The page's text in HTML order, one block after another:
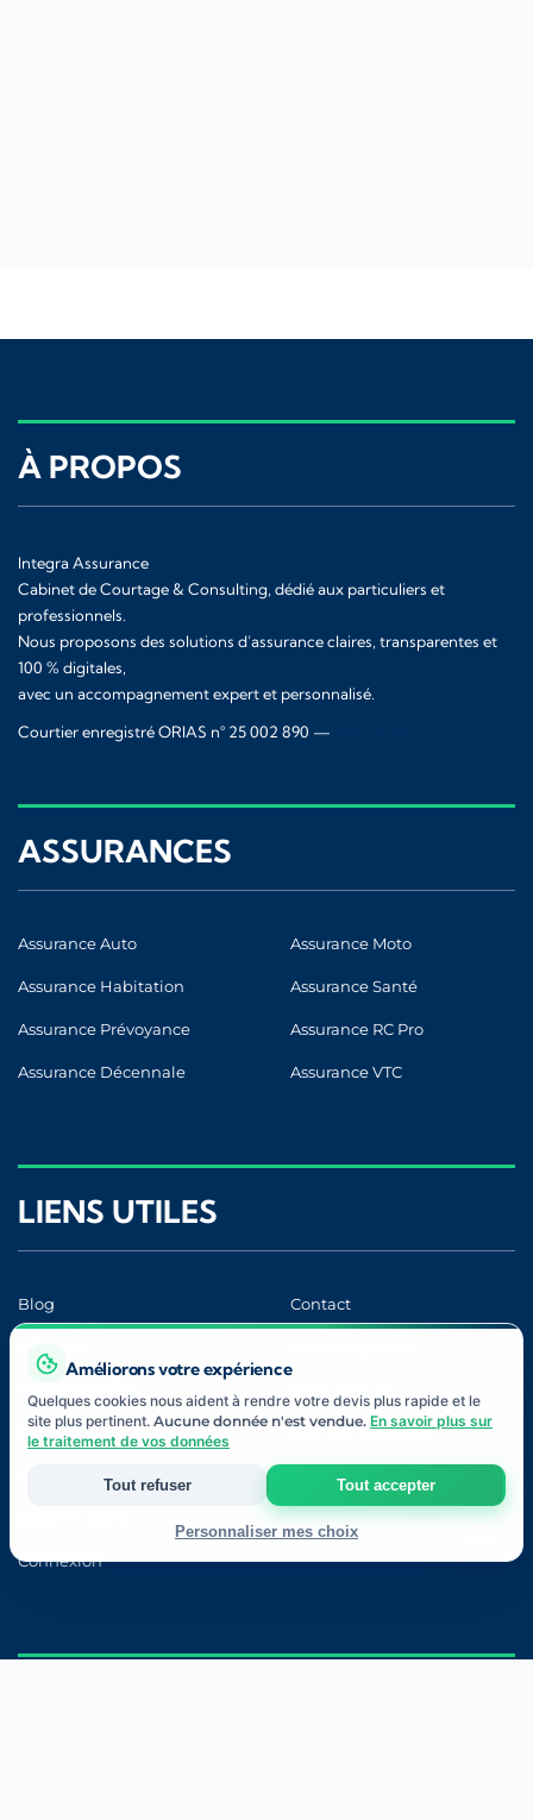
À PROPOS
Integra Assurance
Cabinet de Courtage & Consulting, dédié aux particuliers et
professionnels.
Nous proposons des solutions d’assurance claires, transparentes et
100 % digitales,
avec un accompagnement expert et personnalisé.
Courtier enregistré ORIAS n° 25 002 890 —
ASSURANCES
Assurance Auto Assurance Moto
Assurance Habitation Assurance Santé
Assurance Prévoyance Assurance RC Pro
Assurance Décennale Assurance VTC
LIENS UTILES
Blog Contact
FAQ Lexique Assurance
Avis Clients Code de la Route
Ma Progression
Connexion
Améliorons votre expérience
Quelques cookies nous aident à rendre votre devis plus rapide et le
site plus pertinent. Aucune donnée n'est vendue. En savoir plus sur
le traitement de vos données
Tout refuser Tout accepter
Personnaliser mes choix
Mesure d'audience